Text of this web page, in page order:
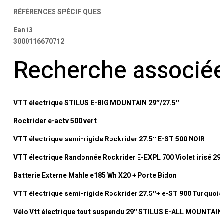
RÉFÉRENCES SPÉCIFIQUES
Ean13
3000116670712
Recherche
VTT électrique STILUS E-BIG MOUNTAIN 29″/27.5″
Rockrider e-actv 500 vert
VTT électrique semi-rigide Rockrider 27.5″ E-ST 500 NOIR
VTT électrique Randonnée Rockrider E-EXPL 700 Violet irisé
Batterie Externe Mahle e185 Wh X20 + Porte Bidon
VTT électrique semi-rigide Rockrider 27.5″+ e-ST 900
Vélo Vtt électrique tout suspendu 29″ STILUS E-ALL